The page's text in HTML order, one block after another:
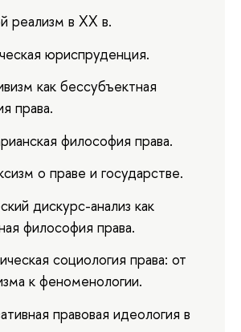
реализм в ХХ в.
юриспруденция.
как бессубъектная
права.
философия права.
о праве и государстве.
дискурс-анализ как
философия права.
социология права: от
к феноменологии.
правовая идеология в